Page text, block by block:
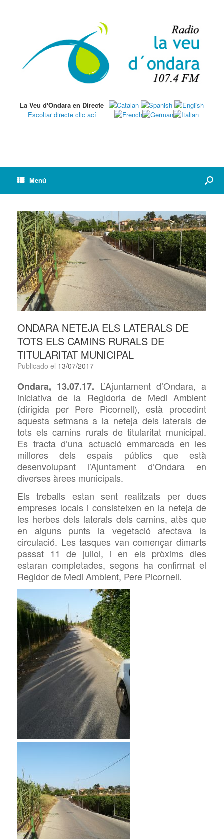
La Veu d'Ondara en Directe
Escoltar directe clic ací
Menú
ONDARA NETEJA ELS LATERALS DE
TOTS ELS CAMINS RURALS DE
TITULARITAT MUNICIPAL
Publicado el 13/07/2017
Ondara, 13.07.17. L’Ajuntamentd’Ondara, a
iniciativa de la Regidoria de Medi Ambient
(dirigida per Pere Picornell), està procedint
aquesta setmana a la neteja dels laterals de
tots els camins rurals de titularitat municipal.
Es tracta d’una actuació emmarcada en les
millores dels espais públics que està
desenvolupant l’Ajuntament d’Ondara en
diverses àrees municipals.
Els treballs estan sent realitzats per dues
empreses locals i consisteixen en la neteja de
les herbes dels laterals dels camins, atès que
en alguns punts la vegetació afectava la
circulació. Les tasques van començar dimarts
passat 11 de juliol, i en els pròxims dies
estaran completades, segons ha confirmat el
Regidor de Medi Ambient, Pere Picornell.